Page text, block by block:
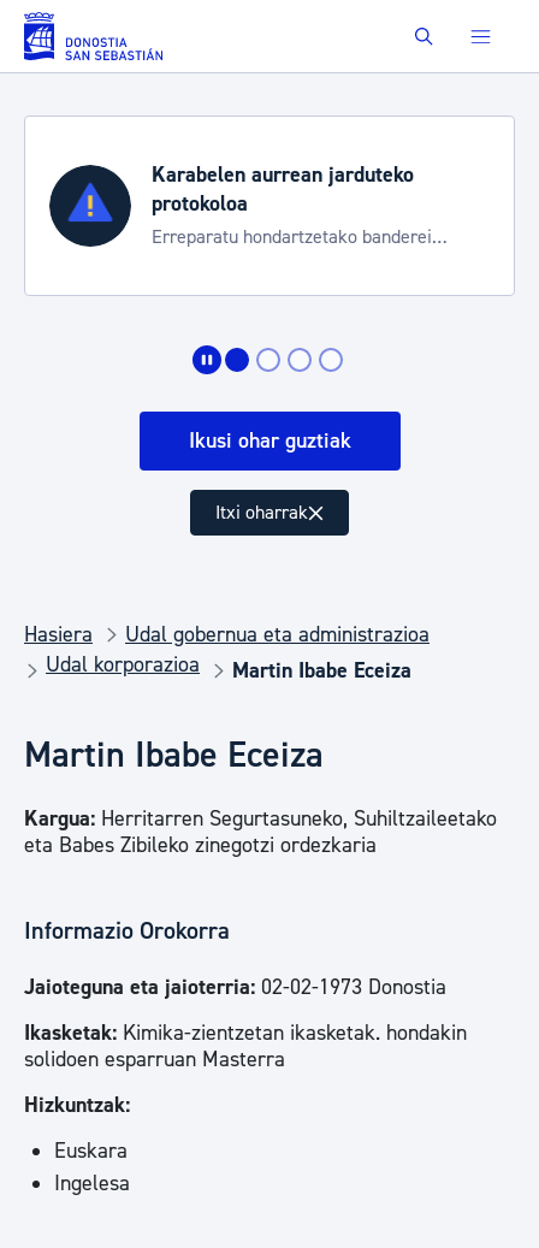
Eduki nagusira joan Buscar
Karabelen aurrean jarduteko
protokoloa
Erreparatu hondartzetako banderei
Ikusi ohar guztiak
Itxi oharrak
Hasiera
Udal gobernua eta administrazioa
Udal korporazioa
Martin Ibabe Eceiza
Martin Ibabe Eceiza
Kargua: Herritarren Segurtasuneko, Suhiltzaileetako
eta Babes Zibileko zinegotzi ordezkaria
Informazio Orokorra
Jaioteguna eta jaioterria: 02-02-1973 Donostia
Ikasketak: Kimika-zientzetan ikasketak. hondakin
solidoen esparruan Masterra
Hizkuntzak:
Euskara
Ingelesa